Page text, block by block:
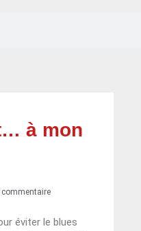
à mon
éviter le blues